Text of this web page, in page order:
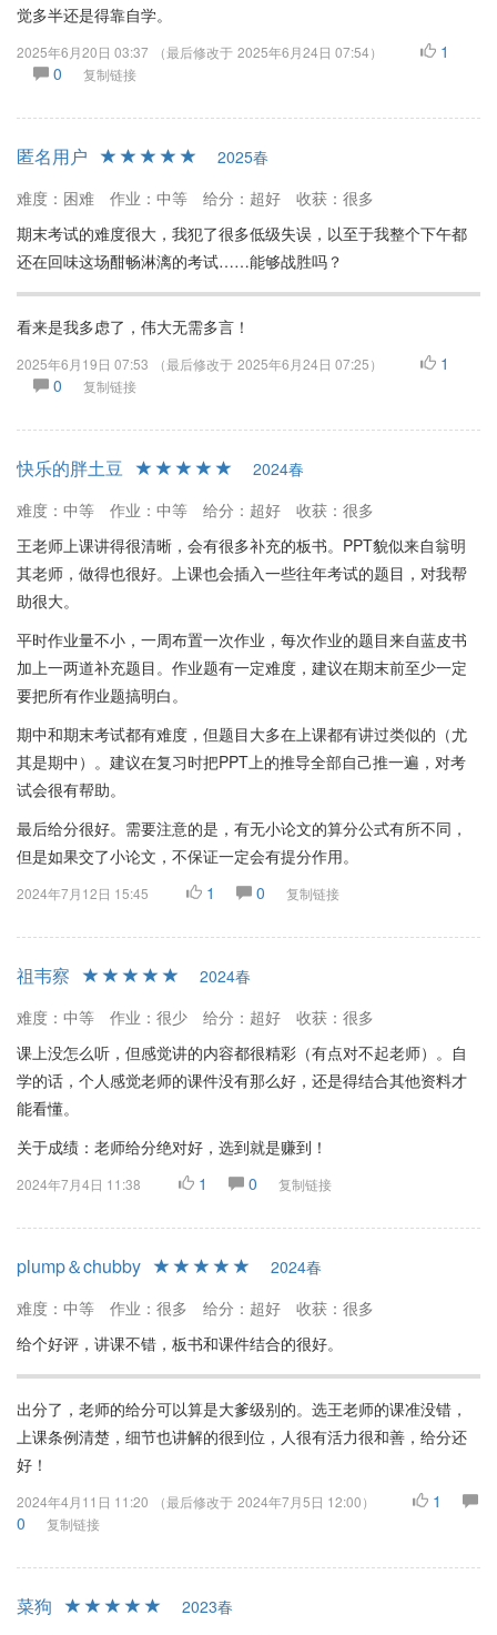
觉多半还是得靠自学。
2025年6月20日 03:37 （最后修改于 2025年6月24日 07:54）
1
0
复制链接
匿名用户
2025春
难度：困难
作业：中等 给分：超好
收获：很多
期末考试的难度很大，我犯了很多低级失误，以至于我整个下午都
还在回味这场酣畅淋漓的考试……能够战胜吗？
看来是我多虑了，伟大无需多言！
2025年6月19日 07:53 （最后修改于 2025年6月24日 07:25）
1
0
复制链接
快乐的胖土豆
2024春
难度：中等
作业：中等 给分：超好
收获：很多
王老师上课讲得很清晰，会有很多补充的板书。PPT貌似来自翁明
其老师，做得也很好。上课也会插入一些往年考试的题目，对我帮
助很大。
平时作业量不小，一周布置一次作业，每次作业的题目来自蓝皮书
加上一两道补充题目。作业题有一定难度，建议在期末前至少一定
要把所有作业题搞明白。
期中和期末考试都有难度，但题目大多在上课都有讲过类似的（尤
其是期中）。建议在复习时把PPT上的推导全部自己推一遍，对考
试会很有帮助。
最后给分很好。需要注意的是，有无小论文的算分公式有所不同，
但是如果交了小论文，不保证一定会有提分作用。
2024年7月12日 15:45 1 0 复制链接
祖韦察
2024春
难度：中等
作业：很少 给分：超好
收获：很多
课上没怎么听，但感觉讲的内容都很精彩（有点对不起老师）。自
学的话，个人感觉老师的课件没有那么好，还是得结合其他资料才
能看懂。
关于成绩：老师给分绝对好，选到就是赚到！
2024年7月4日 11:38 1 0 复制链接
plump＆chubby
2024春
难度：中等
作业：很多 给分：超好
收获：很多
给个好评，讲课不错，板书和课件结合的很好。
出分了，老师的给分可以算是大爹级别的。选王老师的课准没错，
上课条例清楚，细节也讲解的很到位，人很有活力很和善，给分还
好！
2024年4月11日 11:20 （最后修改于 2024年7月5日 12:00）
1
0
复制链接
菜狗
2023春